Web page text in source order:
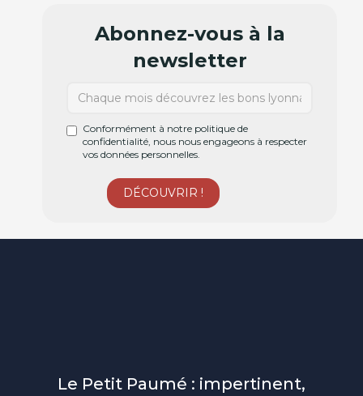
Abonnez-vous à la
newsletter
Conformément à notre politique de
confidentialité, nous nous engageons à respecter
vos données personnelles.
Le Petit Paumé : impertinent,